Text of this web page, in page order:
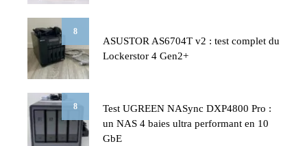
8
ASUSTOR AS6704T v2 : test complet du
Lockerstor 4 Gen2+
8
Test UGREEN NASync DXP4800 Pro :
un NAS 4 baies ultra performant en 10
GbE